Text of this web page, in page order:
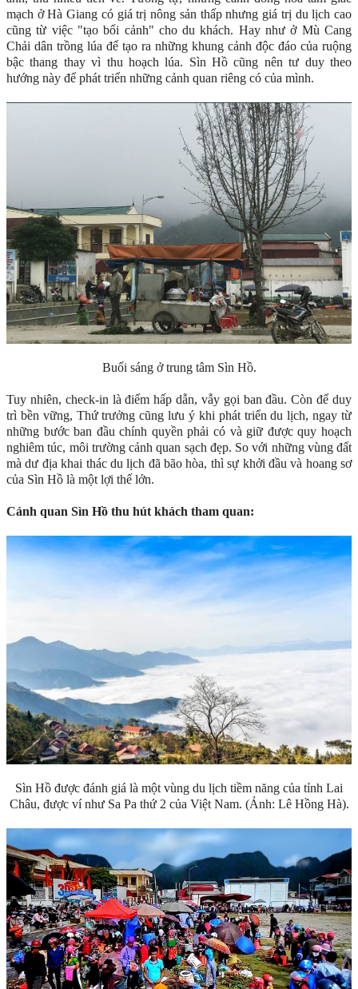
mạch ở Hà Giang có giá trị nông sản thấp nhưng giá trị du lịch cao
cũng từ việc "tạo bối cảnh" cho du khách. Hay như ở Mù Cang
Chải dân trồng lúa để tạo ra những khung cảnh độc đáo của ruộng
bậc thang thay vì thu hoạch lúa. Sìn Hồ cũng nên tư duy theo
hướng này để phát triển những cảnh quan riêng có của mình.
Buối sáng ở trung tâm Sìn Hồ.
Tuy nhiên, check-in là điểm hấp dẫn, vẫy gọi ban đầu. Còn để duy
trì bền vững, Thứ trưởng cũng lưu ý khi phát triển du lịch, ngay từ
những bước ban đầu chính quyền phải có và giữ được quy hoạch
nghiêm túc, môi trường cảnh quan sạch đẹp. So với những vùng đất
mà dư địa khai thác du lịch đã bão hòa, thì sự khởi đầu và hoang sơ
của Sìn Hồ là một lợi thế lớn.
Cảnh quan Sìn Hồ thu hút khách tham quan:
Sìn Hồ được đánh giá là một vùng du lịch tiềm năng của tỉnh Lai
Châu, được ví như Sa Pa thứ 2 của Việt Nam. (Ảnh: Lê Hồng Hà).